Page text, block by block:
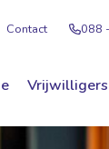
Contact 088
Vrijwilligers